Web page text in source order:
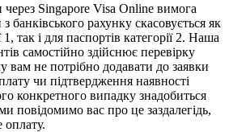
Singapore Visa Online вимога
рахунку скасовується як
1, так і для паспортів категорії 2. Наша
самостійно здійснює перевірку
вам не потрібно додавати до заявки
чи підтвердження наявності
конкретного випадку знадобиться
повідомимо вас про це заздалегідь,
оплату.